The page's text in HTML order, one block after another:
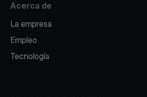
Acerca de
La empresa
Empleo
Tecnología